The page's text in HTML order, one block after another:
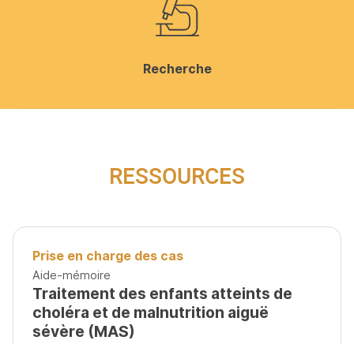
Recherche
RESSOURCES
Prise en charge des cas
Aide-mémoire
Traitement des enfants atteints de
choléra et de malnutrition aiguë
sévère (MAS)